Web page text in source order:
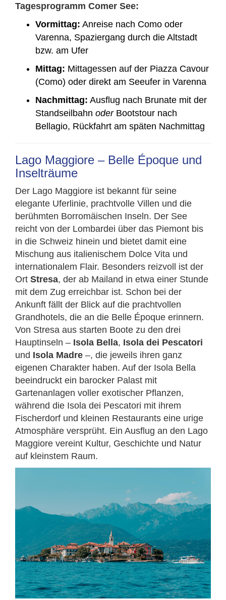
Tagesprogramm Comer See:
Vormittag: Anreise nach Como oder
Varenna, Spaziergang durch die Altstadt
bzw. am Ufer
Mittag: Mittagessen auf der Piazza Cavour
(Como) oder direkt am Seeufer in Varenna
Nachmittag: Ausflug nach Brunate mit der
Standseilbahn oderBootstour nach
Bellagio, Rückfahrt am späten Nachmittag
Lago Maggiore – Belle Époque und
Inselträume
Der Lago Maggiore ist bekannt für seine
elegante Uferlinie, prachtvolle Villen und die
berühmten Borromäischen Inseln. Der See
reicht von der Lombardei über das Piemont bis
in die Schweiz hinein und bietet damit eine
Mischung aus italienischem Dolce Vita und
internationalem Flair. Besonders reizvoll ist der
Ort Stresa, der ab Mailand in etwa einer Stunde
mit dem Zug erreichbar ist. Schon bei der
Ankunft fällt der Blick auf die prachtvollen
Grandhotels, die an die Belle Époque erinnern.
Von Stresa aus starten Boote zu den drei
Hauptinseln – Isola Bella, Isola dei Pescatori
und Isola Madre –, die jeweils ihren ganz
eigenen Charakter haben. Auf der Isola Bella
beeindruckt ein barocker Palast mit
Gartenanlagen voller exotischer Pflanzen,
während die Isola dei Pescatori mit ihrem
Fischerdorf und kleinen Restaurants eine urige
Atmosphäre versprüht. Ein Ausflug an den Lago
Maggiore vereint Kultur, Geschichte und Natur
auf kleinstem Raum.